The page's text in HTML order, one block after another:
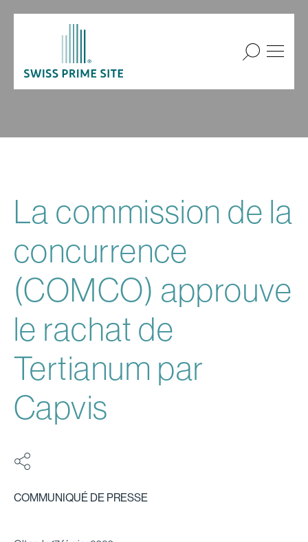
La commission de la
concurrence
(COMCO) approuve
le rachat de
Tertianum par
Capvis
COMMUNIQUÉ DE PRESSE